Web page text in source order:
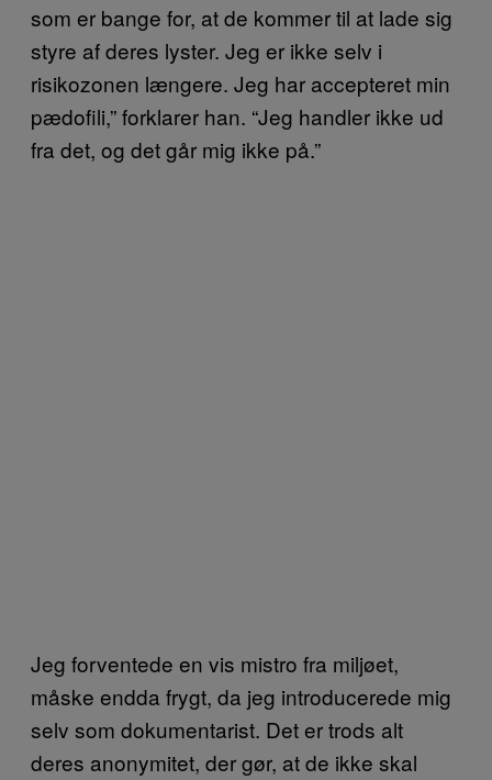
som er bange for, at de kommer til at lade sig
styre af deres lyster. Jeg er ikke selv i
risikozonen længere. Jeg har accepteret min
pædofili,” forklarer han. “Jeg handler ikke ud
fra det, og det går mig ikke på.”
Jeg forventede en vis mistro fra miljøet,
måske endda frygt, da jeg introducerede mig
selv som dokumentarist. Det er trods alt
deres anonymitet, der gør, at de ikke skal